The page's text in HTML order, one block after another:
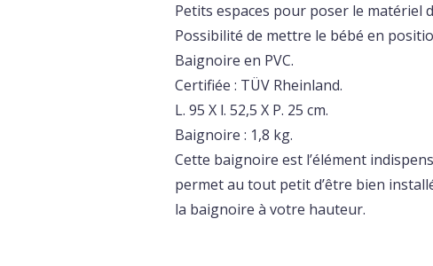
Petits espaces pour poser le matériel
Possibilité de mettre le bébé en
Baignoire en PVC.
Certifiée : TÜV Rheinland.
L. 95 X l. 52,5 X P. 25 cm.
Baignoire : 1,8 kg.
Cette baignoire est l’élément
permet au tout petit d’être bien
la baignoire à votre hauteur.